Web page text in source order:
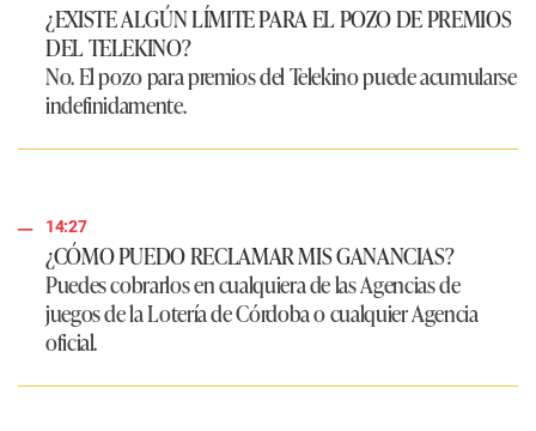
¿EXISTE ALGÚN LÍMITE PARA EL POZO DE PREMIOS
DEL TELEKINO?
No. El pozo para premios del Telekino puede acumularse
indefinidamente.
14:27
¿CÓMO PUEDO RECLAMAR MIS GANANCIAS?
Puedes cobrarlos en cualquiera de las Agencias de
juegos de la Lotería de Córdoba o cualquier Agencia
oficial.